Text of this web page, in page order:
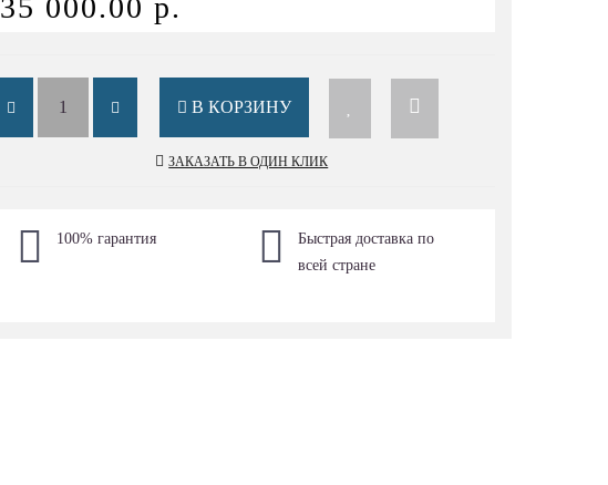
35 000.00 р.
В КОРЗИНУ
ЗАКАЗАТЬ В ОДИН КЛИК
100% гарантия
Быстрая доставка по
всей стране